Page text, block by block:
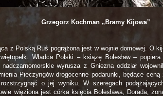
Grzegorz Kochman „Bramy Kijowa”
z Polską Ruś pogrążona jest w wojnie domowej. O
Władca Polski – książę Bolesław –
wyrusza z Gniezna oddział
Pieczyngów drogocenne podarunki, będące
o jej wyniku. W szeregach
więziona jest córka księcia Bolesława, Dorada,